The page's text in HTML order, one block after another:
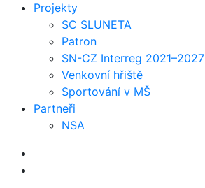
Projekty
SC SLUNETA
Patron
SN-CZ Interreg 2021–2027
Venkovní hřiště
Sportování v MŠ
Partneři
NSA